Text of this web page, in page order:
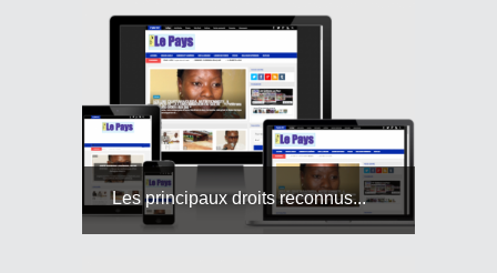
Les principaux droits reconnus...